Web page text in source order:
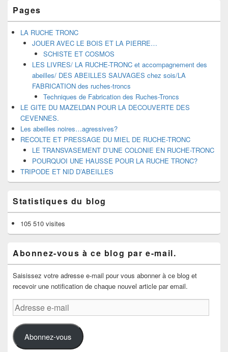
Pages
LA RUCHE TRONC
JOUER AVEC LE BOIS ET LA PIERRE…
SCHISTE ET COSMOS
LES LIVRES/ LA RUCHE-TRONC et accompagnement des
abeilles/ DES ABEILLES SAUVAGES chez sois/LA
FABRICATION des ruches-troncs
Techniques de Fabrication des Ruches-Troncs
LE GITE DU MAZELDAN POUR LA DECOUVERTE DES
CEVENNES.
Les abeilles noires…agressives?
RECOLTE ET PRESSAGE DU MIEL DE RUCHE-TRONC
LE TRANSVASEMENT D’UNE COLONIE EN RUCHE-TRONC
POURQUOI UNE HAUSSE POUR LA RUCHE TRONC?
TRIPODE ET NID D’ABEILLES
Statistiques du blog
105 510 visites
Abonnez-vous à ce blog par e-mail.
Saisissez votre adresse e-mail pour vous abonner à ce blog et
recevoir une notification de chaque nouvel article par email.
Adresse
e-
mail
Abonnez-vous